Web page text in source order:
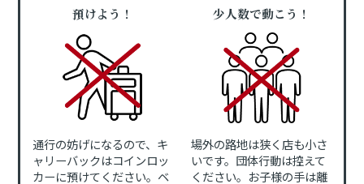
預けよう！
通行の妨げになるので、キ
ャリーバックはコインロッ
カーに預けてください。ベ
少人数で動こう！
場外の路地は狭く店も小さ
いです。団体行動は控えて
ください。お子様の手は離